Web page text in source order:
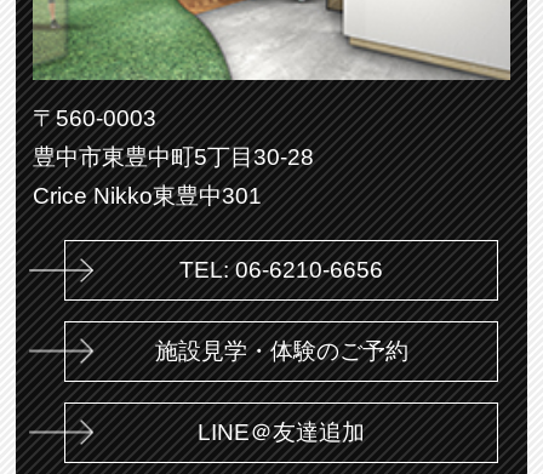
〒560-0003
豊中市東豊中町5丁目30-28
Crice Nikko東豊中301
TEL: 06-6210-6656
施設見学・体験のご予約
LINE＠友達追加